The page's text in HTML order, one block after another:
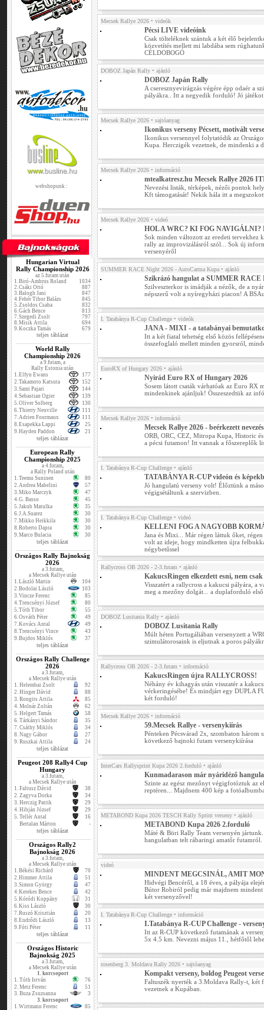
webshopunk :
Hungarian Virtual
Rally Championship 2026
az 5.futam után
1.Biró-Ambrus Roland
1034
2.Csáki Ottó
887
3.Balogh Jani
847
4.Fehér Tibor Balázs
845
5.Zsoldos Csaba
832
6.Gách Bence
813
7.Szegedi Zsolt
797
8.Misik Attila
694
9.Koczka Tamás 679
teljes táblázat
World Rally
Championship 2026
a 9.futam, a
Rally Estonia után
1.Elfyn Ewans
177
2.Takamoto Katsuta
152
3.Sami Pajari
144
4.Sebastian Ogier
139
5.Oliver Solberg
130
6.Thierry Neuville
111
7.Adrien Fourmaux
111
8.Esapekka Lappi
25
9.Hayden Paddon 21
teljes táblázat
European Rally
Championship 2025
a 4.futam,
a Rally Poland után
1.Teemu Suninen
80
2.Andrea Mabelini
57
3.Miko Marczyk
47
4.G. Basso
45
5.Jakub Matulka
35
6.J.A.Suarez
30
7.Mikko Heikkila
30
8.Roberto Dapra
30
9.Marco Bulacia 30
teljes táblázat
Országos Rally Bajnokság
2026
a 3.futam,
a Mecsek Rallye után
1.László Martin
104
2.Bodolai László
103
3.Vincze Ferenc
85
4.Trencsényi József
80
5.Tóth Tibor
55
6.Osváth Péter
49
7.Kovács Antal
49
8.Trencsényi Vince
43
9.Bujdos Miklós 37
teljes táblázat
Országos Rally Challenge
2026
a 3.futam,
a Mecsek Rallye után
1. Helembai Zsolt
92
2. Hinger Dávid
88
3. Rongits Attila
85
4. Molnár Zoltán
62
5. Helgert Tamás
58
6. Tárkányi Sándor
35
7. Csáthy Miklós
34
8. Nagy Gábor
27
9. Ruszkai Attila 24
teljes táblázat
Peugeot 208 Rally4 Cup
Hungary
a 3.futam,
a Mecsek Rallye után
1. Faltusz Dávid
38
2. Zagyva Dorka
34
3. Herczig Patrik
29
4. Hibján József
29
5. Tellér Antal
16
Bertalan Márton
-
teljes táblázat
Országos Rally2
Bajnokság 2026
a 3.futam,
a Mecsek Rallye után
1.Békési Richárd
70
2.Himmer Attila
51
3.Simon György
47
4.Kerekes Bence
42
5.Kóródi Koppány
31
6.Kiss László
30
7.Ruszó Krisztián
20
8.Endrődi László
13
9.Fóti Péter 11
teljes táblázat
Országos Historic
Bajnokság 2025
a 3.futam,
a Mecsek Rallye után
1. korcsoport
1. Tóth István
76
2. Metz Ferenc
51
3. Buza Zsuzsanna
3
3. korcsoport
1.Wirtmann Ferenc 85
Mecsek Rallye 2026 • videók
Pécsi LIVE videóink
Csak tölteléknek szántuk a két élő
közvetítés mellett mi labdába sem
CÉLDOBOGÓ
DOBOZ Japán Rally • ajánló
DOBOZ Japán Rally
A cseresznyevirágzás végére épp odaér a
pályákra.. Itt a negyedik forduló! Jó
Mecsek Rallye 2026 • sajtóanyag
Ikonikus verseny Pécsett, motivált
Ikonikus versennyel folytatódik az
Kupa. Herczigék vezetnek, de mindenki a
Mecsek Rallye 2026 • információ
mtealkatresz.hu Mecsek Rallye 2026
Nevezési listák, térképek, nézői pontok
Kft támogatását! Nekik hála itt a
Mecsek Rallye 2026 • videó
HOL A WRC? KI FOG NAVIGÁLNI?
Sok minden változott az eredeti tervekhez
rally az improvizálásról szól... Sok új
versenyéről
SUMMER RACE Night 2026 - AutoCarma Kupa • ajánló
Szikrázó hangulat a SUMMER RACE
Szilveszterkor is imádják a nézők, de a
népszerű volt a nyíregyházi piacon! A
I. Tatabánya R-Cup Challenge • videók
JANA - MIXI - a tatabányai
Itt a két fiatal tehetség első közös
összefoglaló mellett minden gyorsról,
EuroRX of Hungary 2026 • ajánló
Nyirád Euro RX of Hungary 2026
Sosem látott csaták várhatóak az Euro RX
mindenkinek ajánljuk! Összeszedtük az
Mecsek Rallye 2026 • információ
Mecsek Rallye 2026 - beérkezett
ORB, ORC, CEZ, Mitropa Kupa, Historic
a pécsi futamon! Itt vannak a főszereplők
I. Tatabánya R-Cup Challenge • ajánló
TATABÁNYA R-CUP videón és
Jó hangulatú verseny volt! Élőztünk a
végigsétáltunk a szervizben.
I. Tatabánya R-Cup Challenge • videó
KELLENI FOG A NAGYOBB
Jana és Mixi... Már régen láttuk őket,
volt az ideje, hogy mindketten újra
négybetűssel
Rallycross OB 2026 - 2-3.futam • ajánló
KakucsRingen elkezdett esni, nem csak
Visszatért a rallycross a kakucsi pályára, a
meg a mezőny dolgát... a duplaforduló
DOBOZ Lusitania Rally • ajánló
DOBOZ Lusitania Rally
Múlt héten Portugáliában versenyzett a
szimulátorosaink is eljutnak a poros
Rallycross OB 2026 - 2-3.futam • információ
KakucsRingen újra RALLYCROSS!
Néhány év kihagyás után visszatér a
vérkeringésébe! És mindjárt egy DUPLA
két forduló!
Mecsek Rallye 2026 • információ
59.Mecsek Rallye - versenykiírás
Pénteken Pécsvárad 2x, szombaton három
következő bajnoki futam versenykiírása
InterCars Rallysprint Kupa 2026 2.forduló • ajánló
Kunmadarason már nyáridéző
Szinte az egész mezőnyt végigfotóztuk az
reptéren... Majdnem 400 kép a
METABOND Kupa 2026 TESCH Rally Sprint verseny • ajánló
METABOND Kupa 2026 2.forduló
Máté & Böri Rally Team versenyén
hangulatban telt rábaringi amatőr futamról.
videó
MINDENT MEGCSINÁL, AMIT
Hidvégi Bencéről, a 18 éves, a pályája
Bútor Robiról pedig már majdnem
két versenyzővel!
I. Tatabánya R-Cup Challenge • információ
I.Tatabánya R-CUP Challenge -
Itt az R-CUP következő futamának a
5x 4.5 km. Nevezni május 11., hétfőtől
rosenberg 3. Moldava Rally 2026 • sajtóanyag
Kompakt verseny, boldog Peugeot
Faltuszék nyerték a 3.Moldava Rally-t, két
vezetnek a Kupában.